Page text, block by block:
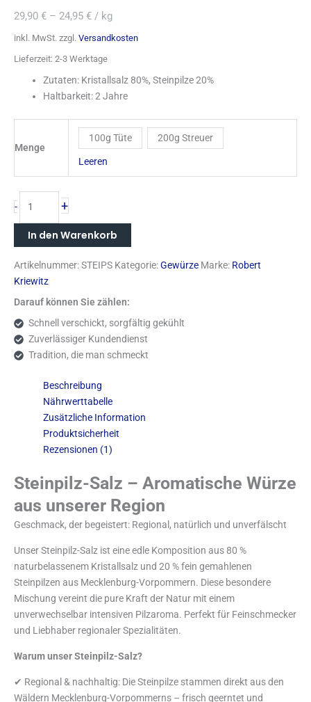
29,90 € – 24,95 € / kg
inkl. MwSt. zzgl. Versandkosten
Lieferzeit: 2-3 Werktage
Zutaten: Kristallsalz 80%, Steinpilze 20%
Haltbarkeit: 2 Jahre
Menge
100g Tüte 200g Streuer
Leeren
- +
In den Warenkorb
Artikelnummer:STEIPS Kategorie:Gewürze Marke: Robert
Kriewitz
Darauf können Sie zählen:
Schnell verschickt, sorgfältig gekühlt
Zuverlässiger Kundendienst
Tradition, die man schmeckt
Beschreibung
Nährwerttabelle
Zusätzliche Information
Produktsicherheit
Rezensionen (1)
Steinpilz-Salz – Aromatische Würze
aus unserer Region
Geschmack, der begeistert: Regional, natürlich und unverfälscht
Unser Steinpilz-Salz ist eine edle Komposition aus 80 %
naturbelassenem Kristallsalz und 20 % fein gemahlenen
Steinpilzen aus Mecklenburg-Vorpommern. Diese besondere
Mischung vereint die pure Kraft der Natur mit einem
unverwechselbar intensiven Pilzaroma. Perfekt für Feinschmecker
und Liebhaber regionaler Spezialitäten.
Warum unser Steinpilz-Salz?
✔ Regional & nachhaltig: Die Steinpilze stammen direkt aus den
Wäldern Mecklenburg-Vorpommerns – frisch geerntet und